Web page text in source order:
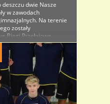
deszczu dwie Nasze
w zawodach
Na terenie
zostały
Biegi Przełajowe.
o pierwsze miejsce z
walki zwycięsko,
początku musieli
z „elektronika” i
III ..